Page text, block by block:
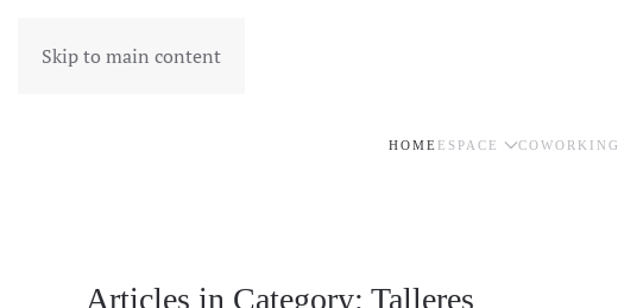
Skip to main content
HOME ESPACE COWORKING
Articles in Category: Talleres